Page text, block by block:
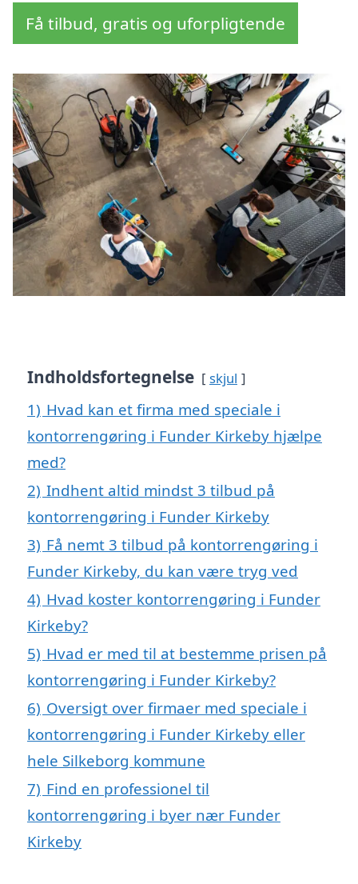
Få tilbud, gratis og uforpligtende
Indholdsfortegnelse skjul
1) Hvad kan et firma med speciale i
kontorrengøring i Funder Kirkeby hjælpe
med?
2) Indhent altid mindst 3 tilbud på
kontorrengøring i Funder Kirkeby
3) Få nemt 3 tilbud på kontorrengøring i
Funder Kirkeby, du kan være tryg ved
4) Hvad koster kontorrengøring i Funder
Kirkeby?
5) Hvad er med til at bestemme prisen på
kontorrengøring i Funder Kirkeby?
6) Oversigt over firmaer med speciale i
kontorrengøring i Funder Kirkeby eller
hele Silkeborg kommune
7) Find en professionel til
kontorrengøring i byer nær Funder
Kirkeby